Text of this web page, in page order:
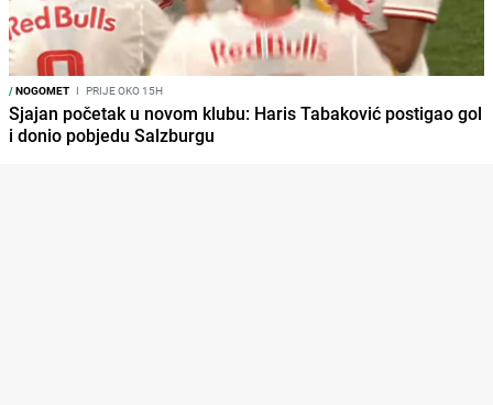
/NOGOMET I PRIJE OKO 15H
Sjajan početak u novom klubu: Haris Tabaković postigao gol
i donio pobjedu Salzburgu